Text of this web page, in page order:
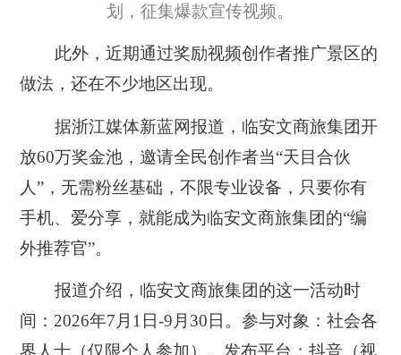
划，征集爆款宣传视频。
此外，近期通过奖励视频创作者推广景区的
做法，还在不少地区出现。
据浙江媒体新蓝网报道，临安文商旅集团开
放60万奖金池，邀请全民创作者当“天目合伙
人”，无需粉丝基础，不限专业设备，只要你有
手机、爱分享，就能成为临安文商旅集团的“编
外推荐官”。
报道介绍，临安文商旅集团的这一活动时
间：2026年7月1日-9月30日。参与对象：社会各
界人士（仅限个人参加）。发布平台：抖音（视